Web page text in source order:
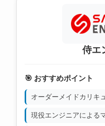
侍エ
🎯 おすすめポイント
オーダーメイドカリキ
現役エンジニアによる